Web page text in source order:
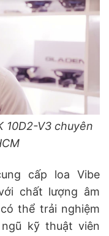
10D2-V3 chuyên
cấp loa Vibe
chất lượng âm
thể trải nghiệm
kỹ thuật viên